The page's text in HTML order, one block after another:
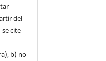
del
cite
b) no